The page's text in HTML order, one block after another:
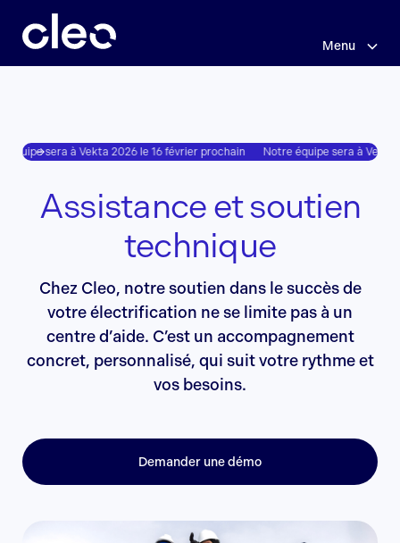
contenu
Menu
sera à Vekta 2026 le 16 février prochain Notre équipe sera à Vekta
Assistance et soutien
technique
Chez Cleo, notre soutien dans le succès de
votre électrification ne se limite pas à un
centre d’aide. C’est un accompagnement
concret, personnalisé, qui suit votre rythme et
vos besoins.
Demander une démo